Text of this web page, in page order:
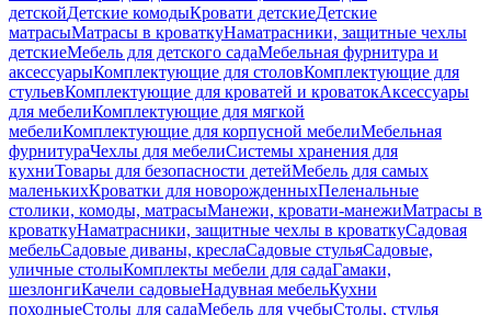
детскойДетские комодыКровати детскиеДетские
матрасыМатрасы в кроваткуНаматрасники, защитные чехлы
детскиеМебель для детского садаМебельная фурнитура и
аксессуарыКомплектующие для столовКомплектующие для
стульевКомплектующие для кроватей и кроватокАксессуары
для мебелиКомплектующие для мягкой
мебелиКомплектующие для корпусной мебелиМебельная
фурнитураЧехлы для мебелиСистемы хранения для
кухниТовары для безопасности детейМебель для самых
маленькихКроватки для новорожденныхПеленальные
столики, комоды, матрасыМанежи, кровати-манежиМатрасы в
кроваткуНаматрасники, защитные чехлы в кроваткуСадовая
мебельСадовые диваны, креслаСадовые стульяСадовые,
уличные столыКомплекты мебели для садаГамаки,
шезлонгиКачели садовыеНадувная мебельКухни
походныеСтолы для садаМебель для учебыСтолы, стулья